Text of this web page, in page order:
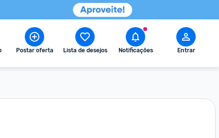
Postar oferta Lista de desejos Notificações Entrar